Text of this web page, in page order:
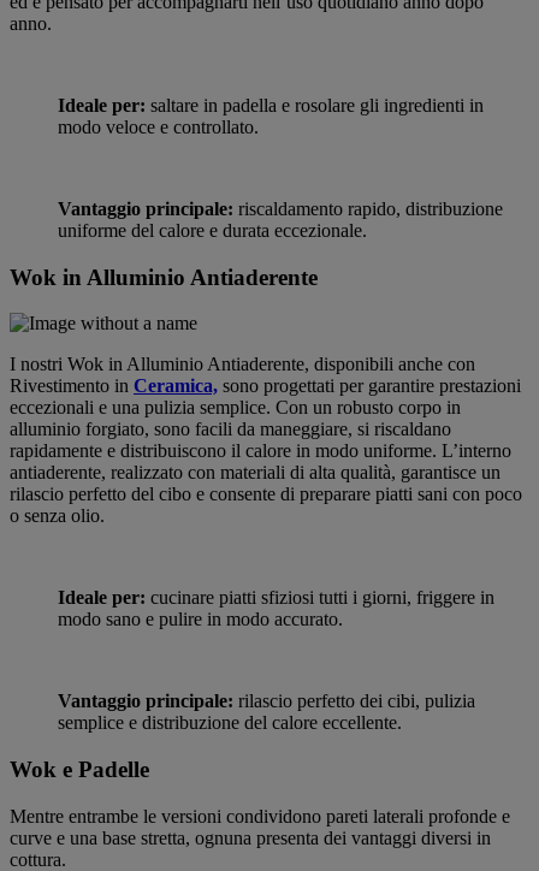
anno.
Ideale per: saltare in padella e rosolare gli ingredienti in
modo veloce e controllato.
Vantaggio principale: riscaldamento rapido, distribuzione
uniforme del calore e durata eccezionale.
Wok in Alluminio Antiaderente
I nostri Wok in Alluminio Antiaderente, disponibili anche con
Rivestimento in Ceramica, sono progettati per garantire prestazioni
eccezionali e una pulizia semplice. Con un robusto corpo in
alluminio forgiato, sono facili da maneggiare, si riscaldano
rapidamente e distribuiscono il calore in modo uniforme. L’interno
antiaderente, realizzato con materiali di alta qualità, garantisce un
rilascio perfetto del cibo e consente di preparare piatti sani con poco
o senza olio.
Ideale per: cucinare piatti sfiziosi tutti i giorni, friggere in
modo sano e pulire in modo accurato.
Vantaggio principale: rilascio perfetto dei cibi, pulizia
semplice e distribuzione del calore eccellente.
Wok e Padelle
Mentre entrambe le versioni condividono pareti laterali profonde e
curve e una base stretta, ognuna presenta dei vantaggi diversi in
cottura.